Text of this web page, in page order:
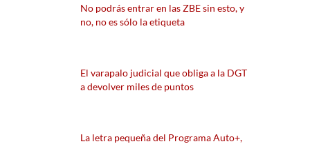
No podrás entrar en las ZBE sin esto, y
no, no es sólo la etiqueta
El varapalo judicial que obliga a la DGT
a devolver miles de puntos
La letra pequeña del Programa Auto+,